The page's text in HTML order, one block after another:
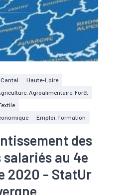
Cantal
Haute-Loire
Agroalimentaire, Forêt
Emploi, formation
des
au 4e
2020 - StatUr